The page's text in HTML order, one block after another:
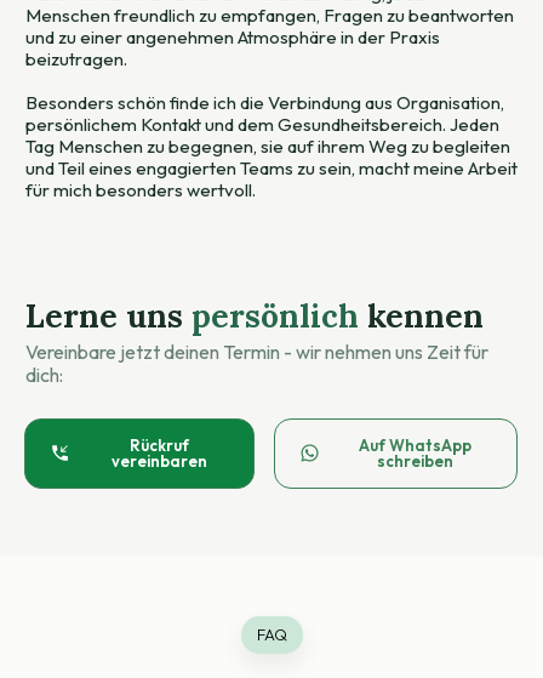
Menschen freundlich zu empfangen, Fragen zu beantworten
und zu einer angenehmen Atmosphäre in der Praxis
beizutragen.
Besonders schön finde ich die Verbindung aus Organisation,
persönlichem Kontakt und dem Gesundheitsbereich. Jeden
Tag Menschen zu begegnen, sie auf ihrem Weg zu begleiten
und Teil eines engagierten Teams zu sein, macht meine Arbeit
für mich besonders wertvoll.
Lerne uns persönlich kennen
Vereinbare jetzt deinen Termin - wir nehmen uns Zeit für
dich:
Rückruf
vereinbaren
Auf WhatsApp
schreiben
FAQ